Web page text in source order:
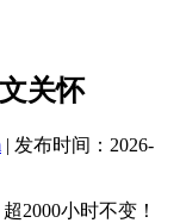
关怀
| 发布时间：2026-
小时不变！